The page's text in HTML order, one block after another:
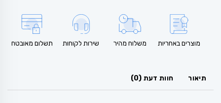
מוצרים באחריות משלוח מהיר שירות לקוחות תשלום מאובטח
תיאור חוות דעת (0)